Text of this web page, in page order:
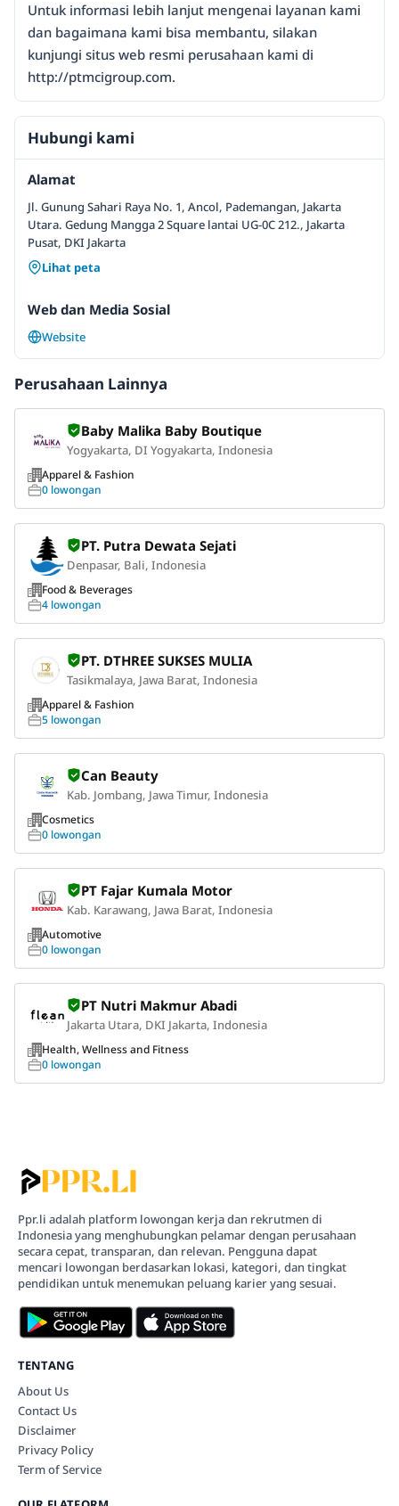
Untuk informasi lebih lanjut mengenai layanan kami
dan bagaimana kami bisa membantu, silakan
kunjungi situs web resmi perusahaan kami di
http://ptmcigroup.com.
Hubungi kami
Alamat
Jl. Gunung Sahari Raya No. 1, Ancol, Pademangan, Jakarta
Utara. Gedung Mangga 2 Square lantai UG-0C 212., Jakarta
Pusat, DKI Jakarta
Lihat peta
Web dan Media Sosial
Website
Perusahaan Lainnya
Baby Malika Baby Boutique
Yogyakarta, DI Yogyakarta, Indonesia
Apparel & Fashion
0 lowongan
PT. Putra Dewata Sejati
Denpasar, Bali, Indonesia
Food & Beverages
4 lowongan
PT. DTHREE SUKSES MULIA
Tasikmalaya, Jawa Barat, Indonesia
Apparel & Fashion
5 lowongan
Can Beauty
Kab. Jombang, Jawa Timur, Indonesia
Cosmetics
0 lowongan
PT Fajar Kumala Motor
Kab. Karawang, Jawa Barat, Indonesia
Automotive
0 lowongan
PT Nutri Makmur Abadi
Jakarta Utara, DKI Jakarta, Indonesia
Health, Wellness and Fitness
0 lowongan
Ppr.li adalah platform lowongan kerja dan rekrutmen di
Indonesia yang menghubungkan pelamar dengan perusahaan
secara cepat, transparan, dan relevan. Pengguna dapat
mencari lowongan berdasarkan lokasi, kategori, dan tingkat
pendidikan untuk menemukan peluang karier yang sesuai.
TENTANG
About Us
Contact Us
Disclaimer
Privacy Policy
Term of Service